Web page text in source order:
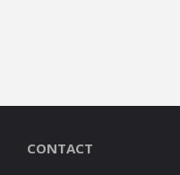
CONTACT